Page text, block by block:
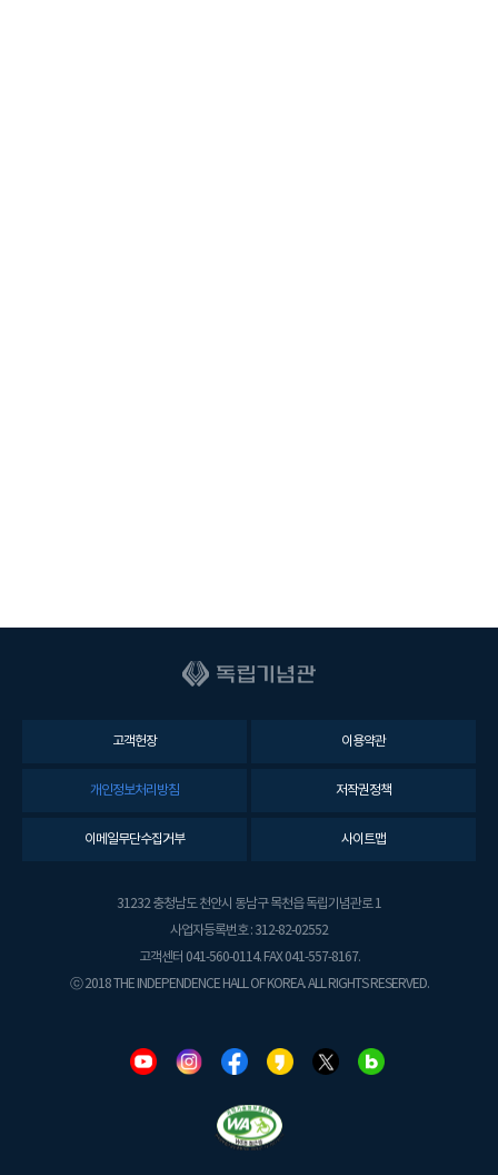
고객헌장 이용약관
개인정보처리방침 저작권정책
이메일무단수집거부 사이트맵
31232 충청남도 천안시 동남구 목천읍 독립기념관로 1
사업자등록번호 : 312-82-02552
고객센터 041-560-0114. FAX 041-557-8167.
ⓒ 2018 THE INDEPENDENCE HALL OF KOREA. ALL RIGHTS RESERVED.